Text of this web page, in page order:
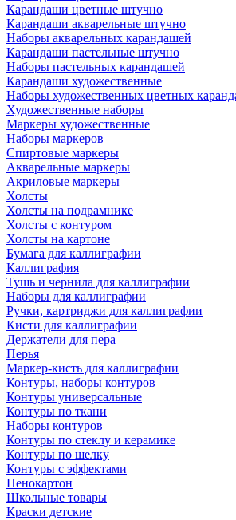
Карандаши цветные штучно
Карандаши акварельные штучно
Наборы акварельных карандашей
Карандаши пастельные штучно
Наборы пастельных карандашей
Карандаши художественные
Наборы художественных цветных
Художественные наборы
Маркеры художественные
Наборы маркеров
Спиртовые маркеры
Акварельные маркеры
Акриловые маркеры
Холсты
Холсты на подрамнике
Холсты с контуром
Холсты на картоне
Бумага для каллиграфии
Каллиграфия
Тушь и чернила для каллиграфии
Наборы для каллиграфии
Ручки, картриджи для каллиграфии
Кисти для каллиграфии
Держатели для пера
Перья
Маркер-кисть для каллиграфии
Контуры, наборы контуров
Контуры универсальные
Контуры по ткани
Наборы контуров
Контуры по стеклу и керамике
Контуры по шелку
Контуры с эффектами
Пенокартон
Школьные товары
Краски детские